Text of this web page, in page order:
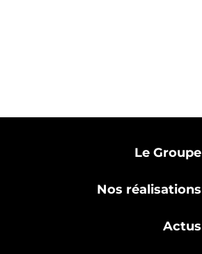
Le Groupe
Nos réalisations
Actus